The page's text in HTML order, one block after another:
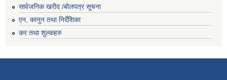
सार्वजनिक खरीद /बोलपत्र सूचना
एन, कानुन तथा निर्देशिका
कर तथा शुल्कहरु